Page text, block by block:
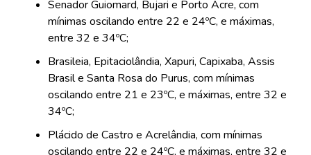
Senador Guiomard, Bujari e Porto Acre, com
mínimas oscilando entre 22 e 24ºC, e máximas,
entre 32 e 34ºC;
Brasileia, Epitaciolândia, Xapuri, Capixaba, Assis
Brasil e Santa Rosa do Purus, com mínimas
oscilando entre 21 e 23ºC, e máximas, entre 32 e
34ºC;
Plácido de Castro e Acrelândia, com mínimas
oscilando entre 22 e 24ºC, e máximas, entre 32 e